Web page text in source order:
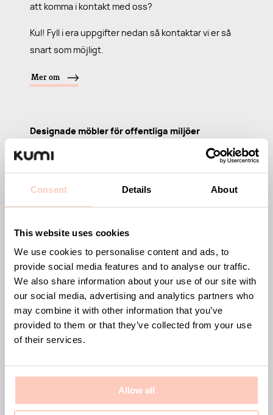
Consent Details About
This website uses cookies
We use cookies to personalise content and ads, to
provide social media features and to analyse our traffic.
We also share information about your use of our site with
our social media, advertising and analytics partners who
may combine it with other information that you’ve
provided to them or that they’ve collected from your use
of their services.
Allow all
att komma i kontakt med oss?
Kul! Fyll i era uppgifter nedan så kontaktar vi er så
snart som möjligt.
Mer om
Designade möbler för offentliga miljöer
Kumi erbjuder stilrena och funktionella möbler för
kontor, hotell, restauranger, sporthallar och andra
har även serien Plain med stilrena sko- och
hatthyllor samt serien Straw som innehåller
designade pallar.
Med fokus på smart design, hållbara material och
genomtänkta detaljer skapar vi möbler som inte
bara är funktionella utan också en del av
inredningen.